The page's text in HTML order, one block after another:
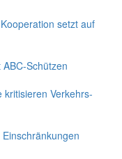
setzt auf
Schüt­zen
Verkehrs-